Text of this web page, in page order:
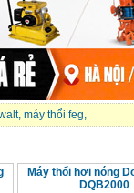
, máy thổi feg,
Máy thổi hơi nóng
DQB2000